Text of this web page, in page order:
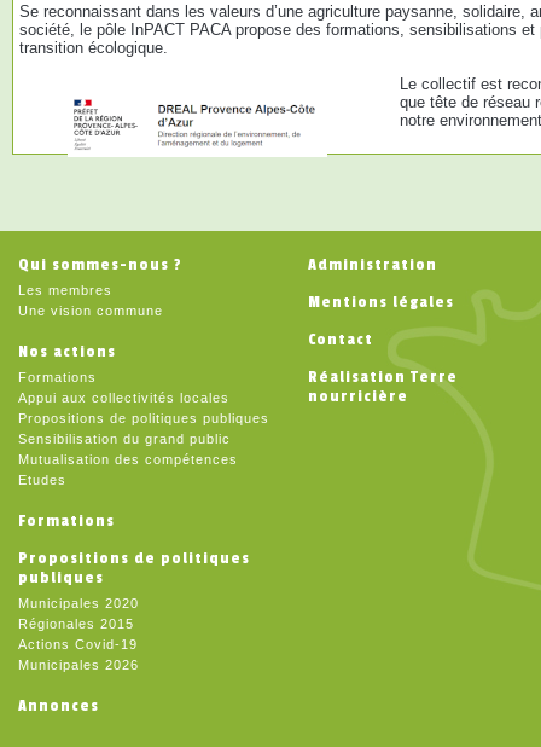
Se reconnaissant dans les valeurs d’une agriculture paysanne, solidaire,
société, le pôle InPACT PACA propose des formations, sensibilisations
transition écologique.
Le collectif est
que tête de réseau
notre
Qui sommes-nous ?
Les membres
Une vision commune
Nos actions
Formations
Appui aux collectivités locales
Propositions de politiques publiques
Sensibilisation du grand public
Mutualisation des compétences
Etudes
Formations
Propositions de politiques
publiques
Municipales 2020
Régionales 2015
Actions Covid-19
Municipales 2026
Annonces
Administration
Mentions légales
Contact
Réalisation Terre
nourricière